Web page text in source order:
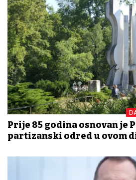
Prije 85 godina osnovan je
partizanski odred u ovom